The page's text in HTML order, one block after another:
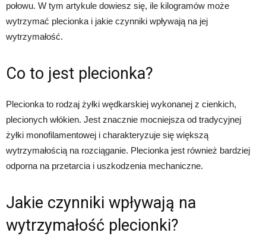
połowu. W tym artykule dowiesz się, ile kilogramów może
wytrzymać plecionka i jakie czynniki wpływają na jej
wytrzymałość.
Co to jest plecionka?
Plecionka to rodzaj żyłki wędkarskiej wykonanej z cienkich,
plecionych włókien. Jest znacznie mocniejsza od tradycyjnej
żyłki monofilamentowej i charakteryzuje się większą
wytrzymałością na rozciąganie. Plecionka jest również bardziej
odporna na przetarcia i uszkodzenia mechaniczne.
Jakie czynniki wpływają na
wytrzymałość plecionki?